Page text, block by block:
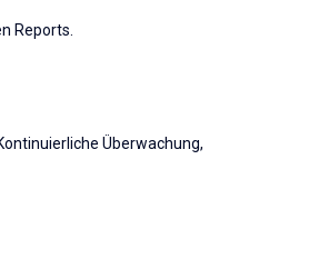
Reports.
Überwachung,